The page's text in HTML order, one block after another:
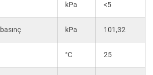
kPa <5
kPa 101,32
°C 25